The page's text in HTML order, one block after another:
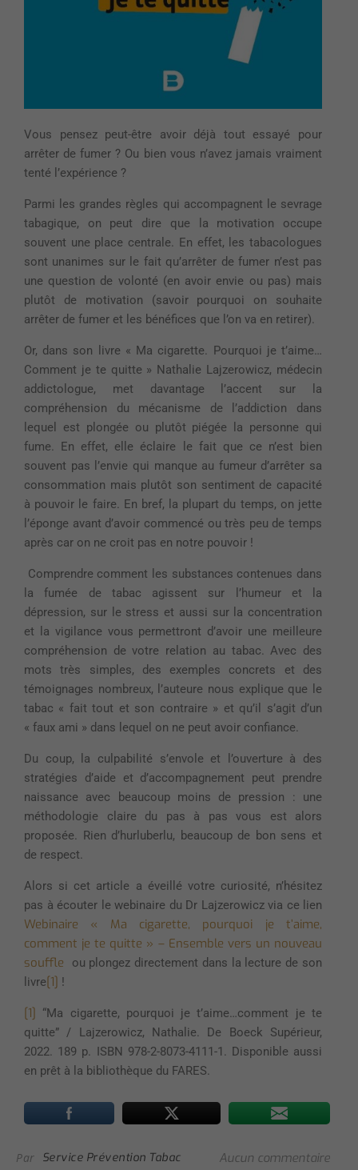
Vous pensez peut-être avoir déjà tout essayé pour
arrêter de fumer ? Ou bien vous n’avez jamais vraiment
tenté l’expérience ?
Parmi les grandes règles qui accompagnent le sevrage
tabagique, on peut dire que la motivation occupe
souvent une place centrale. En effet, les tabacologues
sont unanimes sur le fait qu’arrêter de fumer n’est pas
une question de volonté (en avoir envie ou pas) mais
plutôt de motivation (savoir pourquoi on souhaite
arrêter de fumer et les bénéfices que l’on va en retirer).
Or, dans son livre « Ma cigarette. Pourquoi je t’aime…
Comment je te quitte » Nathalie Lajzerowicz, médecin
addictologue, met davantage l’accent sur la
compréhension du mécanisme de l’addiction dans
lequel est plongée ou plutôt piégée la personne qui
fume. En effet, elle éclaire le fait que ce n’est bien
souvent pas l’envie qui manque au fumeur d’arrêter sa
consommation mais plutôt son sentiment de capacité
à pouvoir le faire. En bref, la plupart du temps, on jette
l’éponge avant d’avoir commencé ou très peu de temps
après car on ne croit pas en notre pouvoir !
Comprendre comment les substances contenues dans
la fumée de tabac agissent sur l’humeur et la
dépression, sur le stress et aussi sur la concentration
et la vigilance vous permettront d’avoir une meilleure
compréhension de votre relation au tabac. Avec des
mots très simples, des exemples concrets et des
témoignages nombreux, l’auteure nous explique que le
tabac « fait tout et son contraire » et qu’il s’agit d’un
« faux ami » dans lequel on ne peut avoir confiance.
Du coup, la culpabilité s’envole et l’ouverture à des
stratégies d’aide et d’accompagnement peut prendre
naissance avec beaucoup moins de pression : une
méthodologie claire du pas à pas vous est alors
proposée. Rien d’hurluberlu, beaucoup de bon sens et
de respect.
Alors si cet article a éveillé votre curiosité, n’hésitez
pas à écouter le webinaire du Dr Lajzerowicz via ce lien
Webinaire « Ma cigarette, pourquoi je t’aime,
comment je te quitte »​ – Ensemble vers un nouveau
souffle ou plongez directement dans la lecture de son
livre[1] !
[1] “Ma cigarette, pourquoi je t’aime…comment je te
quitte” / Lajzerowicz, Nathalie. De Boeck Supérieur,
2022. 189 p. ISBN 978-2-8073-4111-1. Disponible aussi
en prêt à la bibliothèque du FARES.
Par Service Prévention Tabac Aucun commentaire